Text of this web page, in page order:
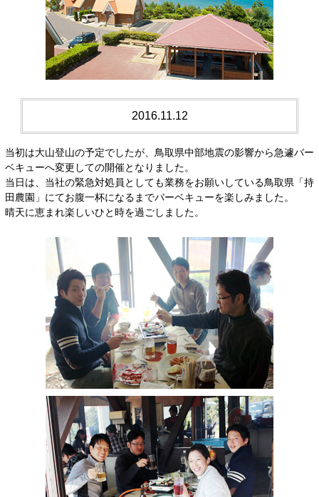
2016.11.12
当初は大山登山の予定でしたが、鳥取県中部地震の影響から急遽バー
ベキューへ変更しての開催となりました。
当日は、当社の緊急対処員としても業務をお願いしている鳥取県「持
田農園」にてお腹一杯になるまでバーベキューを楽しみました。
晴天に恵まれ楽しいひと時を過ごしました。